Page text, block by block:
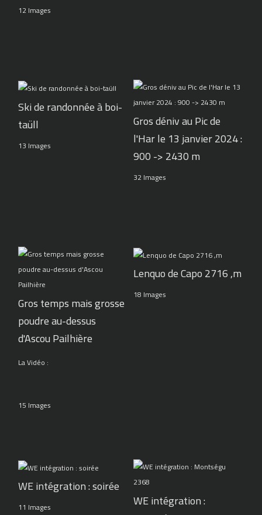
12 Images
Ski de randonnée à boi-
taüll
13 Images
Gros déniv au Pic de
l'Har le 13 janvier 2024 :
900 -> 2430 m
32 Images
Gros temps mais grosse
poudre au-dessus
d'Ascou Pailhière
La Vidéo :
15 Images
Lenquo de Capo 2716 ,m
18 Images
WE intégration : soirée
11 Images
WE intégration :